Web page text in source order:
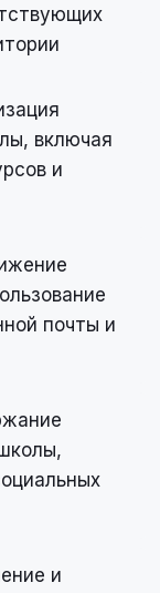
включая
и
почты и
и